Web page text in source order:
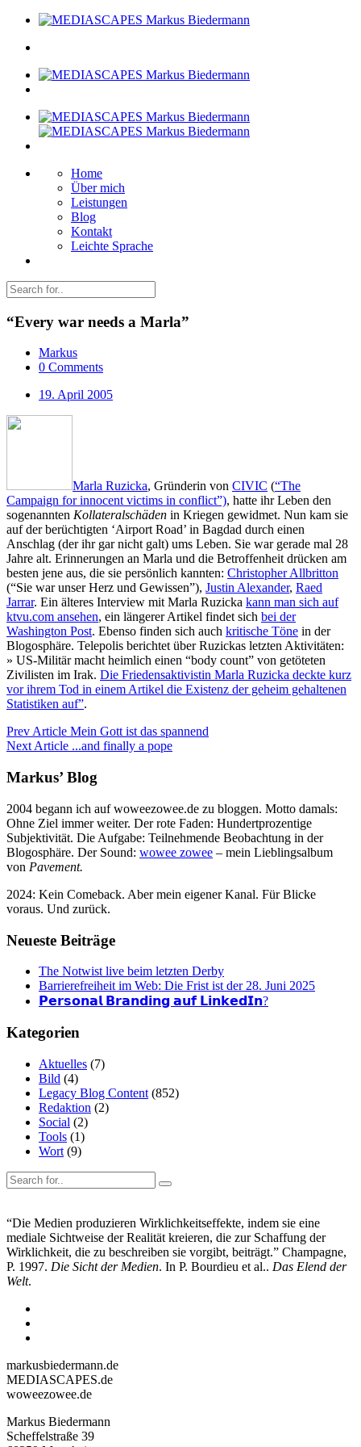
Home
Über mich
Leistungen
Blog
Kontakt
Leichte Sprache
“Every war needs a Marla”
Markus
0 Comments
19. April 2005
Marla Ruzicka, Gründerin von CIVIC (“The
Campaign for innocent victims in conflict”), hatte ihr Leben den
sogenannten Kollateralschäden in Kriegen gewidmet. Nun kam sie
auf der berüchtigten ‘Airport Road’ in Bagdad durch einen
Anschlag (der ihr gar nicht galt) ums Leben. Sie war gerade mal 28
Jahre alt. Erinnerungen an Marla und die Betroffenheit drücken am
besten jene aus, die sie persönlich kannten: Christopher Allbritton
(“Sie war unser Herz und Gewissen”), Justin Alexander, Raed
Jarrar. Ein älteres Interview mit Marla Ruzicka kann man sich auf
ktvu.com ansehen, ein längerer Artikel findet sich bei der
Washington Post. Ebenso finden sich auch kritische Töne in der
Blogosphäre. Telepolis berichtet über Ruzickas letzten Aktivitäten:
» US-Militär macht heimlich einen “body count” von getöteten
Zivilisten im Irak. Die Friedensaktivistin Marla Ruzicka deckte kurz
vor ihrem Tod in einem Artikel die Existenz der geheim gehaltenen
Statistiken auf”.
Prev Article Mein Gott ist das spannend
Next Article ...and finally a pope
Markus’ Blog
2004 begann ich auf woweezowee.de zu bloggen. Motto damals:
Ohne Ziel immer weiter. Der rote Faden: Hundertprozentige
Subjektivität. Die Aufgabe: Teilnehmende Beobachtung in der
Blogosphäre. Der Sound: wowee zowee – mein Lieblingsalbum
von Pavement.
2024: Kein Comeback. Aber mein eigener Kanal. Für Blicke
voraus. Und zurück.
Neueste Beiträge
The Notwist live beim letzten Derby
Barrierefreiheit im Web: Die Frist ist der 28. Juni 2025
𝗣𝗲𝗿𝘀𝗼𝗻𝗮𝗹 𝗕𝗿𝗮𝗻𝗱𝗶𝗻𝗴 𝗮𝘂𝗳 𝗟𝗶𝗻𝗸𝗲𝗱𝗜𝗻?
Kategorien
Aktuelles (7)
Bild (4)
Legacy Blog Content (852)
Redaktion (2)
Social (2)
Tools (1)
Wort (9)
“Die Medien produzieren Wirklichkeitseffekte, indem sie eine
mediale Sichtweise der Realität kreieren, die zur Schaffung der
Wirklichkeit, die zu beschreiben sie vorgibt, beiträgt.” Champagne,
P. 1997. Die Sicht der Medien. In P. Bourdieu et al.. Das Elend der
Welt.
markusbiedermann.de
MEDIASCAPES.de
woweezowee.de
Markus Biedermann
Scheffelstraße 39